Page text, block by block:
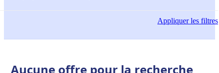
Appliquerles filtres
Aucune offre pour la recherche